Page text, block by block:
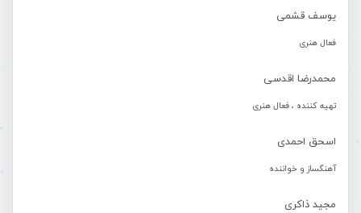
یوسف قشمی
فعال هنری
محمدرضا اقدسی
تهیه کننده ، فعال هنری
اسحق احمدی
آهنگساز و خواننده
مجید ذاکری